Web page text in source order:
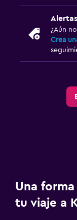
¿Aún
Crea
Una
tu viaje a